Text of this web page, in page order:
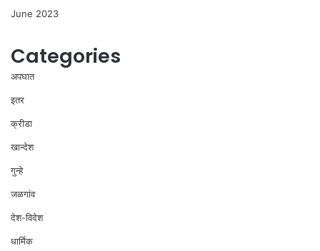
June 2023
Categories
अपघात
इतर
क्रीडा
खान्देश
गुन्हे
जळगांव
देश-विदेश
धार्मिक